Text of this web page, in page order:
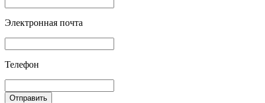
Электронная почта
Телефон